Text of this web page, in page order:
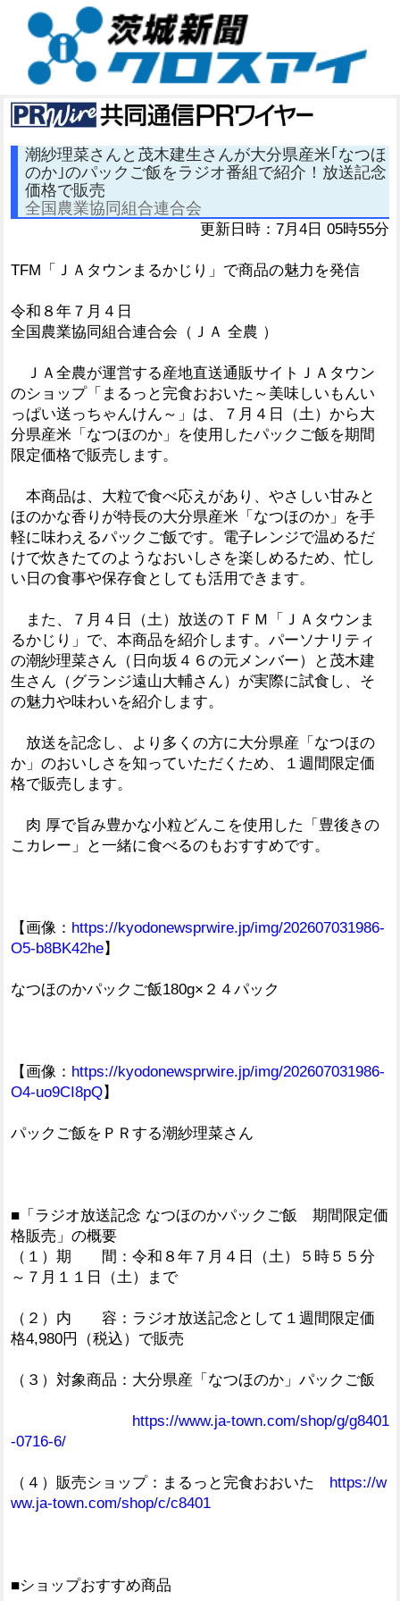
潮紗理菜さんと茂木建生さんが大分県産米｢なつほ
のか｣のパックご飯をラジオ番組で紹介！放送記念
価格で販売
全国農業協同組合連合会
更新日時：7月4日 05時55分
TFM「ＪＡタウンまるかじり」で商品の魅力を発信
令和８年７月４日
全国農業協同組合連合会（ＪＡ 全農 ）
ＪＡ全農が運営する産地直送通販サイトＪＡタウン
のショップ「まるっと完食おおいた～美味しいもんい
っぱい送っちゃんけん～」は、７月４日（土）から大
分県産米「なつほのか」を使用したパックご飯を期間
限定価格で販売します。
本商品は、大粒で食べ応えがあり、やさしい甘みと
ほのかな香りが特長の大分県産米「なつほのか」を手
軽に味わえるパックご飯です。電子レンジで温めるだ
けで炊きたてのようなおいしさを楽しめるため、忙し
い日の食事や保存食としても活用できます。
また、７月４日（土）放送のＴＦＭ「ＪＡタウンま
るかじり」で、本商品を紹介します。パーソナリティ
の潮紗理菜さん（日向坂４６の元メンバー）と茂木建
生さん（グランジ遠山大輔さん）が実際に試食し、そ
の魅力や味わいを紹介します。
放送を記念し、より多くの方に大分県産「なつほの
か」のおいしさを知っていただくため、１週間限定価
格で販売します。
肉 厚で旨み豊かな小粒どんこを使用した「豊後きの
こカレー」と一緒に食べるのもおすすめです。
【画像： https://kyodonewsprwire.jp/img/202607031986-
O5-b8BK42he】
なつほのかパックご飯180g×２４パック
【画像： https://kyodonewsprwire.jp/img/202607031986-
O4-uo9CI8pQ】
パックご飯をＰＲする潮紗理菜さん
■「ラジオ放送記念 なつほのかパックご飯 期間限定価
格販売」の概要
（１）期 間：令和８年７月４日（土）５時５５分
～７月１１日（土）まで
（２）内 容：ラジオ放送記念として１週間限定価
格4,980円（税込）で販売
（３）対象商品：大分県産「なつほのか」パックご飯
https://www.ja-town.com/shop/g/g8401
-0716-6/
（４）販売ショップ：まるっと完食おおいた https://w
ww.ja-town.com/shop/c/c8401
■ショップおすすめ商品